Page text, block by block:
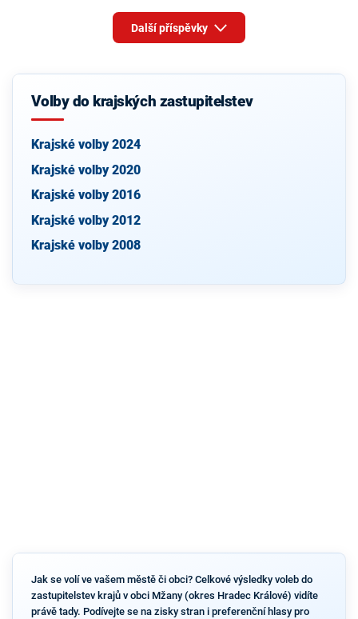
Další příspěvky
Volby do krajských zastupitelstev
Krajské volby 2024
Krajské volby 2020
Krajské volby 2016
Krajské volby 2012
Krajské volby 2008
Jak se volí ve vašem městě či obci? Celkové výsledky voleb do
zastupitelstev krajů v obci Mžany (okres Hradec Králové) vidíte
právě tady. Podívejte se na zisky stran i preferenční hlasy pro